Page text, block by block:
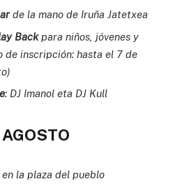
de la mano de Iruña Jatetxea
Backpara niños, jóvenes y
de inscripción: hasta el 7 de
: DJ Imanol eta DJ Kull
en la plaza del pueblo